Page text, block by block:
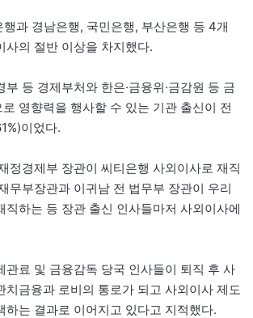
과 경남은행, 국민은행, 부산은행 등 4개
사의 절반 이상을 차지했다.
부 등 경제부처와 한은·금융위·금감원 등 금
영향력을 행사할 수 있는 기관 출신이 전
이었다.
정경제부 장관이 씨티은행 사외이사로 재직
무부장관과 이귀남 전 법무부 장관이 우리
직하는 등 장관 출신 인사들마저 사외이사에
관료 및 금융감독 당국 인사들이 퇴직 후 사
치금융과 로비의 통로가 되고 사외이사 제도
하는 결과로 이어지고 있다고 지적했다.